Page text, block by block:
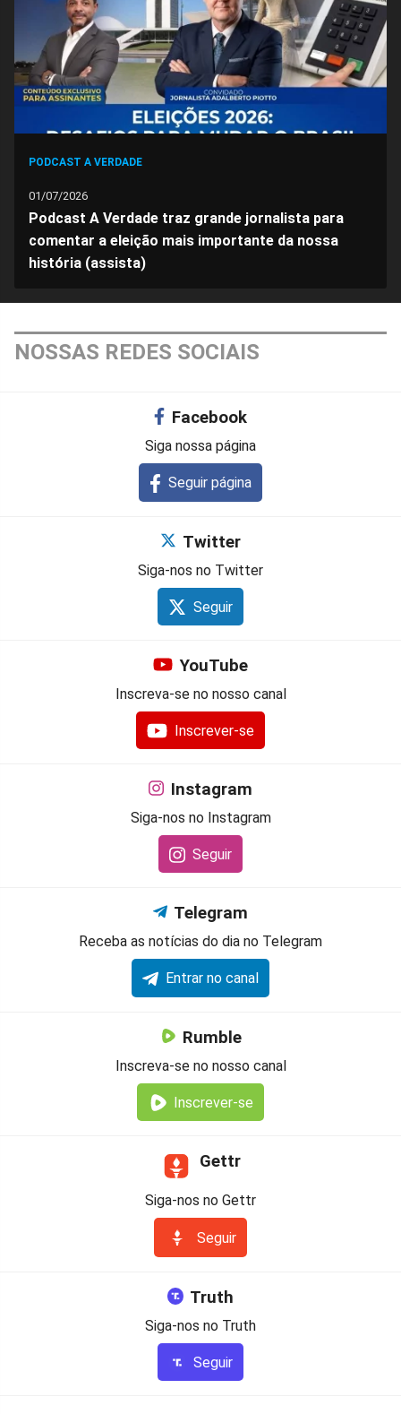
FacebookWhatsappTwitter MessengerTelegramGettr
PODCAST A VERDADE
01/07/2026
Podcast A Verdade traz grande jornalista para
comentar a eleição mais importante da nossa
história (assista)
NOSSAS REDES SOCIAIS
Facebook
Siga nossa página
Seguir página
Twitter
Siga-nos no Twitter
Seguir
YouTube
Inscreva-se no nosso canal
Inscrever-se
Instagram
Siga-nos no Instagram
Seguir
Telegram
Receba as notícias do dia no Telegram
Entrar no canal
Rumble
Inscreva-se no nosso canal
Inscrever-se
Gettr
Siga-nos no Gettr
Seguir
Truth
Siga-nos no Truth
Seguir